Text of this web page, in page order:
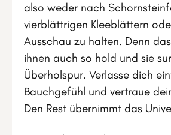
also weder nach
vierblättrigen Kleeblättern
Ausschau zu halten. Denn
ihnen auch so hold und sie
Überholspur. Verlasse dich
Bauchgefühl und vertraue
Den Rest übernimmt das